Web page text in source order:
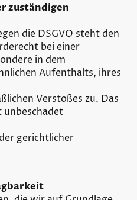
zuständigen
die DSGVO steht den
bei einer
in dem
Aufenthalts, ihres
Verstoßes zu. Das
unbeschadet
gerichtlicher